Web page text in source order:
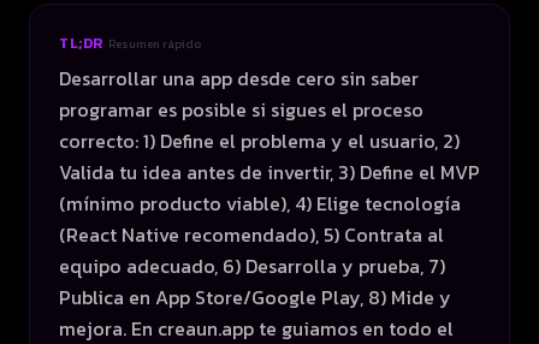
TL;DR· Resumen rápido
Desarrollar una app desde cero sin saber
programar es posible si sigues el proceso
correcto: 1) Define el problema y el usuario, 2)
Valida tu idea antes de invertir, 3) Define el MVP
(mínimo producto viable), 4) Elige tecnología
(React Native recomendado), 5) Contrata al
equipo adecuado, 6) Desarrolla y prueba, 7)
Publica en App Store/Google Play, 8) Mide y
mejora. En creaun.app te guiamos en todo el